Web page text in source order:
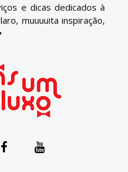
e dicas dedicados à
muuuuita inspiração,